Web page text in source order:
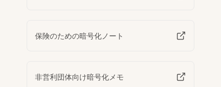
保険のための暗号化ノート
非営利団体向け暗号化メモ